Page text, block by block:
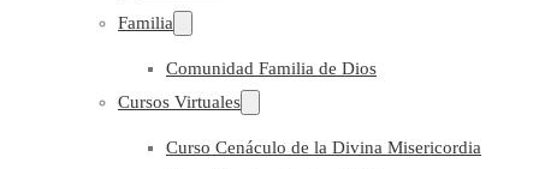
Familia
Comunidad Familia de Dios
Cursos Virtuales
Curso Cenáculo de la Divina Misericordia